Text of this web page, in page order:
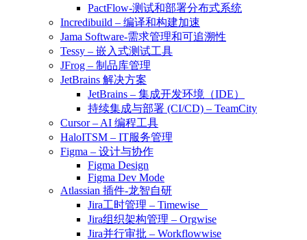
PactFlow-测试和部署分布式系统
Incredibuild – 编译和构建加速
Jama Software-需求管理和可追溯性
Tessy – 嵌入式测试工具
JFrog – 制品库管理
JetBrains 解决方案
JetBrains – 集成开发环境（IDE）
持续集成与部署 (CI/CD) – TeamCity
Cursor – AI 编程工具
HaloITSM – IT服务管理
Figma – 设计与协作
Figma Design
Figma Dev Mode
Atlassian 插件-龙智自研
Jira工时管理 – Timewise
Jira组织架构管理 – Orgwise
Jira并行审批 – Workflowwise